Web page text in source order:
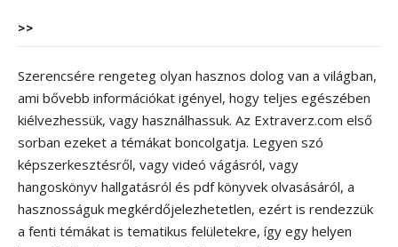
>>
Szerencsére rengeteg olyan hasznos dolog van a világban,
ami bővebb információkat igényel, hogy teljes egészében
kiélvezhessük, vagy használhassuk. Az Extraverz.com első
sorban ezeket a témákat boncolgatja. Legyen szó
képszerkesztésről, vagy videó vágásról, vagy
hangoskönyv hallgatásról és pdf könyvek olvasásáról, a
hasznosságuk megkérdőjelezhetetlen, ezért is rendezzük
a fenti témákat is tematikus felületekre, így egy helyen